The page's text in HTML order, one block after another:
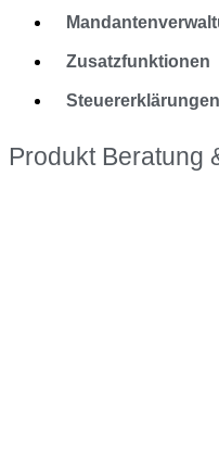
Zusatzfunktionen
Produkt Beratung